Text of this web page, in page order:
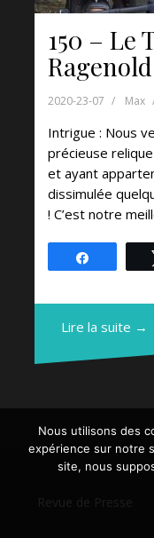
150 – Le
Ragenold
2020-23-07 Max
Intrigue : Nous
précieuse
et ayant
dissimulée
! C’est notre
Lire la suite →
Nous utilisons des
expérience sur notre
site, nous